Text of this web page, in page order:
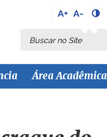
A+ A-
Busca
Busca Avançada…
Área Acadêmica